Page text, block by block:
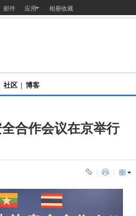
邮件 应用 相册收藏
社区 | 博客
合作会议在京举行